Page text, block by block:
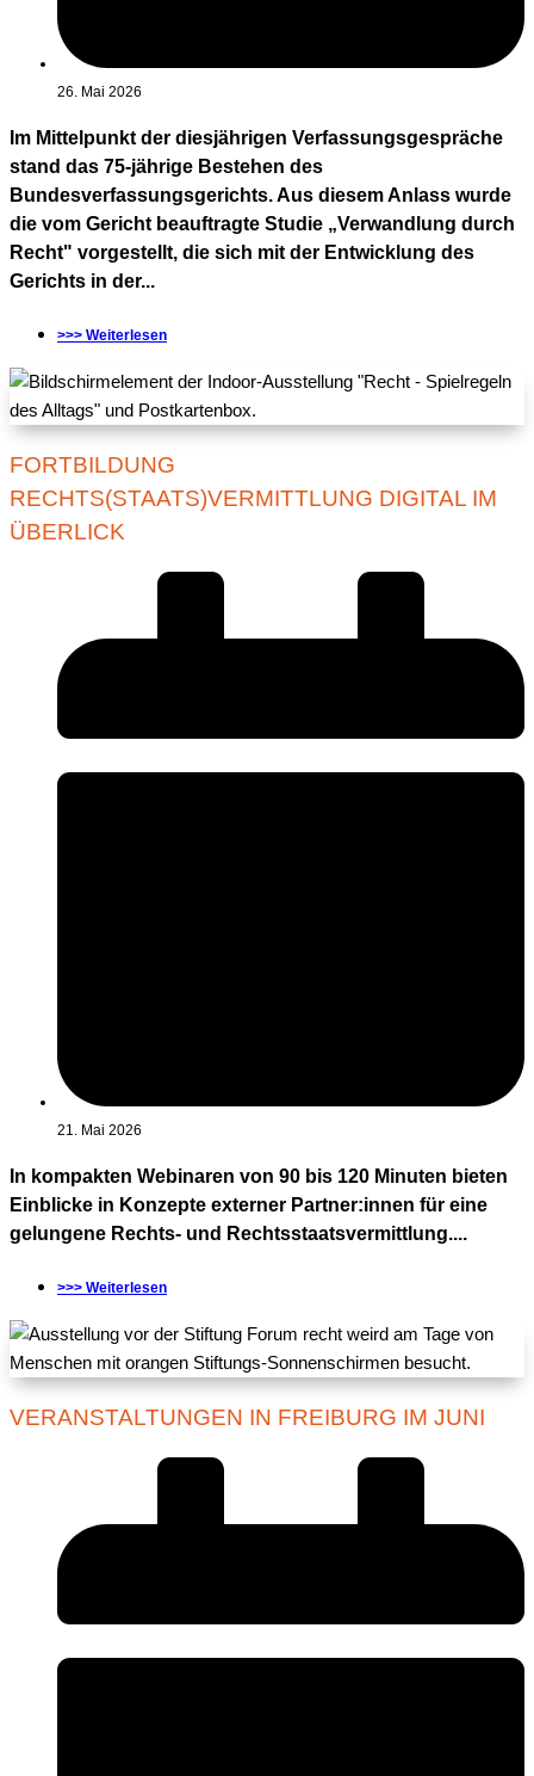
26. Mai 2026
Im Mittelpunkt der diesjährigen Verfassungsgespräche
stand das 75-jährige Bestehen des
Bundesverfassungsgerichts. Aus diesem Anlass wurde
die vom Gericht beauftragte Studie „Verwandlung durch
Recht" vorgestellt, die sich mit der Entwicklung des
Gerichts in der...
>>> Weiterlesen
FORTBILDUNG
RECHTS(STAATS)VERMITTLUNG DIGITAL IM
ÜBERLICK
21. Mai 2026
In kompakten Webinaren von 90 bis 120 Minuten bieten
Einblicke in Konzepte externer Partner:innen für eine
gelungene Rechts- und Rechtsstaatsvermittlung....
>>> Weiterlesen
VERANSTALTUNGEN IN FREIBURG IM JUNI